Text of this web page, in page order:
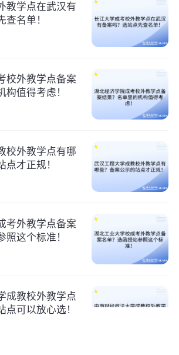
教学点在武汉有
查名单！
校外教学点备案
构值得考虑！
校外教学点有哪
点才正规！
考外教学点备案
照这个标准！
成教校外教学点
点可以放心选！